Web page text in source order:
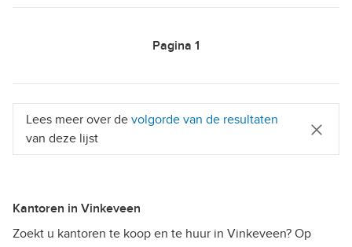
Pagina 1
Lees meer over de volgorde van de resultaten
van deze lijst
Kantoren in Vinkeveen
Zoekt u kantoren te koop en te huur in Vinkeveen? Op